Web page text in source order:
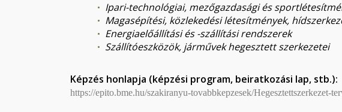
Ipari-technológiai, mezőgazdasági és
Magasépítési, közlekedési létesítmények,
Energiaelőállítási és -szállítási rendszerek
Szállítóeszközök, járművek hegesztett szerkezetei
Képzés honlapja (képzési program, beiratkozási lap, stb.):
https://epito.bme.hu/szakiranyu-tovabbkepzesek/Hegesztettszerkezet-